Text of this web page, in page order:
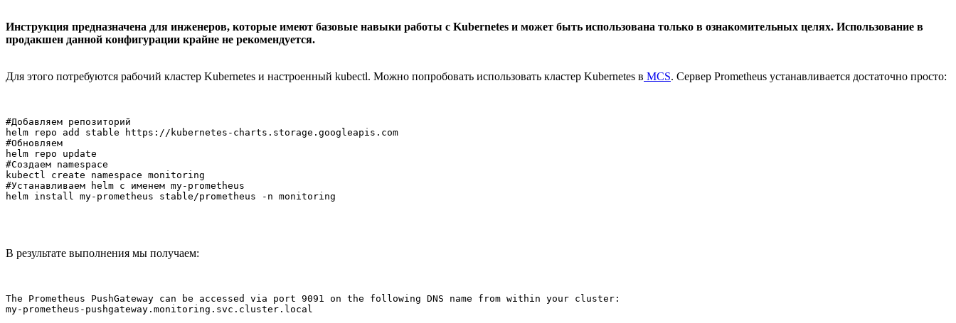
Инструкция предназначена для инженеров, которые имеют базовые навыки работы с Kubernetes и может быть использована только в ознакомительных целях. Использование в
продакшен данной конфигурации крайне не рекомендуется.
Для этого потребуются рабочий кластер Kubernetes и настроенный kubectl. Можно попробовать использовать кластер Kubernetes в MCS. Сервер Prometheus устанавливается достаточно просто:
#Добавляем репозиторий
helm repo add stable https://kubernetes-charts.storage.googleapis.com
#Обновляем
helm repo update
#Создаем namespace
kubectl create namespace monitoring
#Устанавливаем helm c именем my-prometheus
В результате выполнения мы получаем:
The Prometheus PushGateway can be accessed via port 9091 on the following DNS name from within your cluster:
my-prometheus-pushgateway.monitoring.svc.cluster.local